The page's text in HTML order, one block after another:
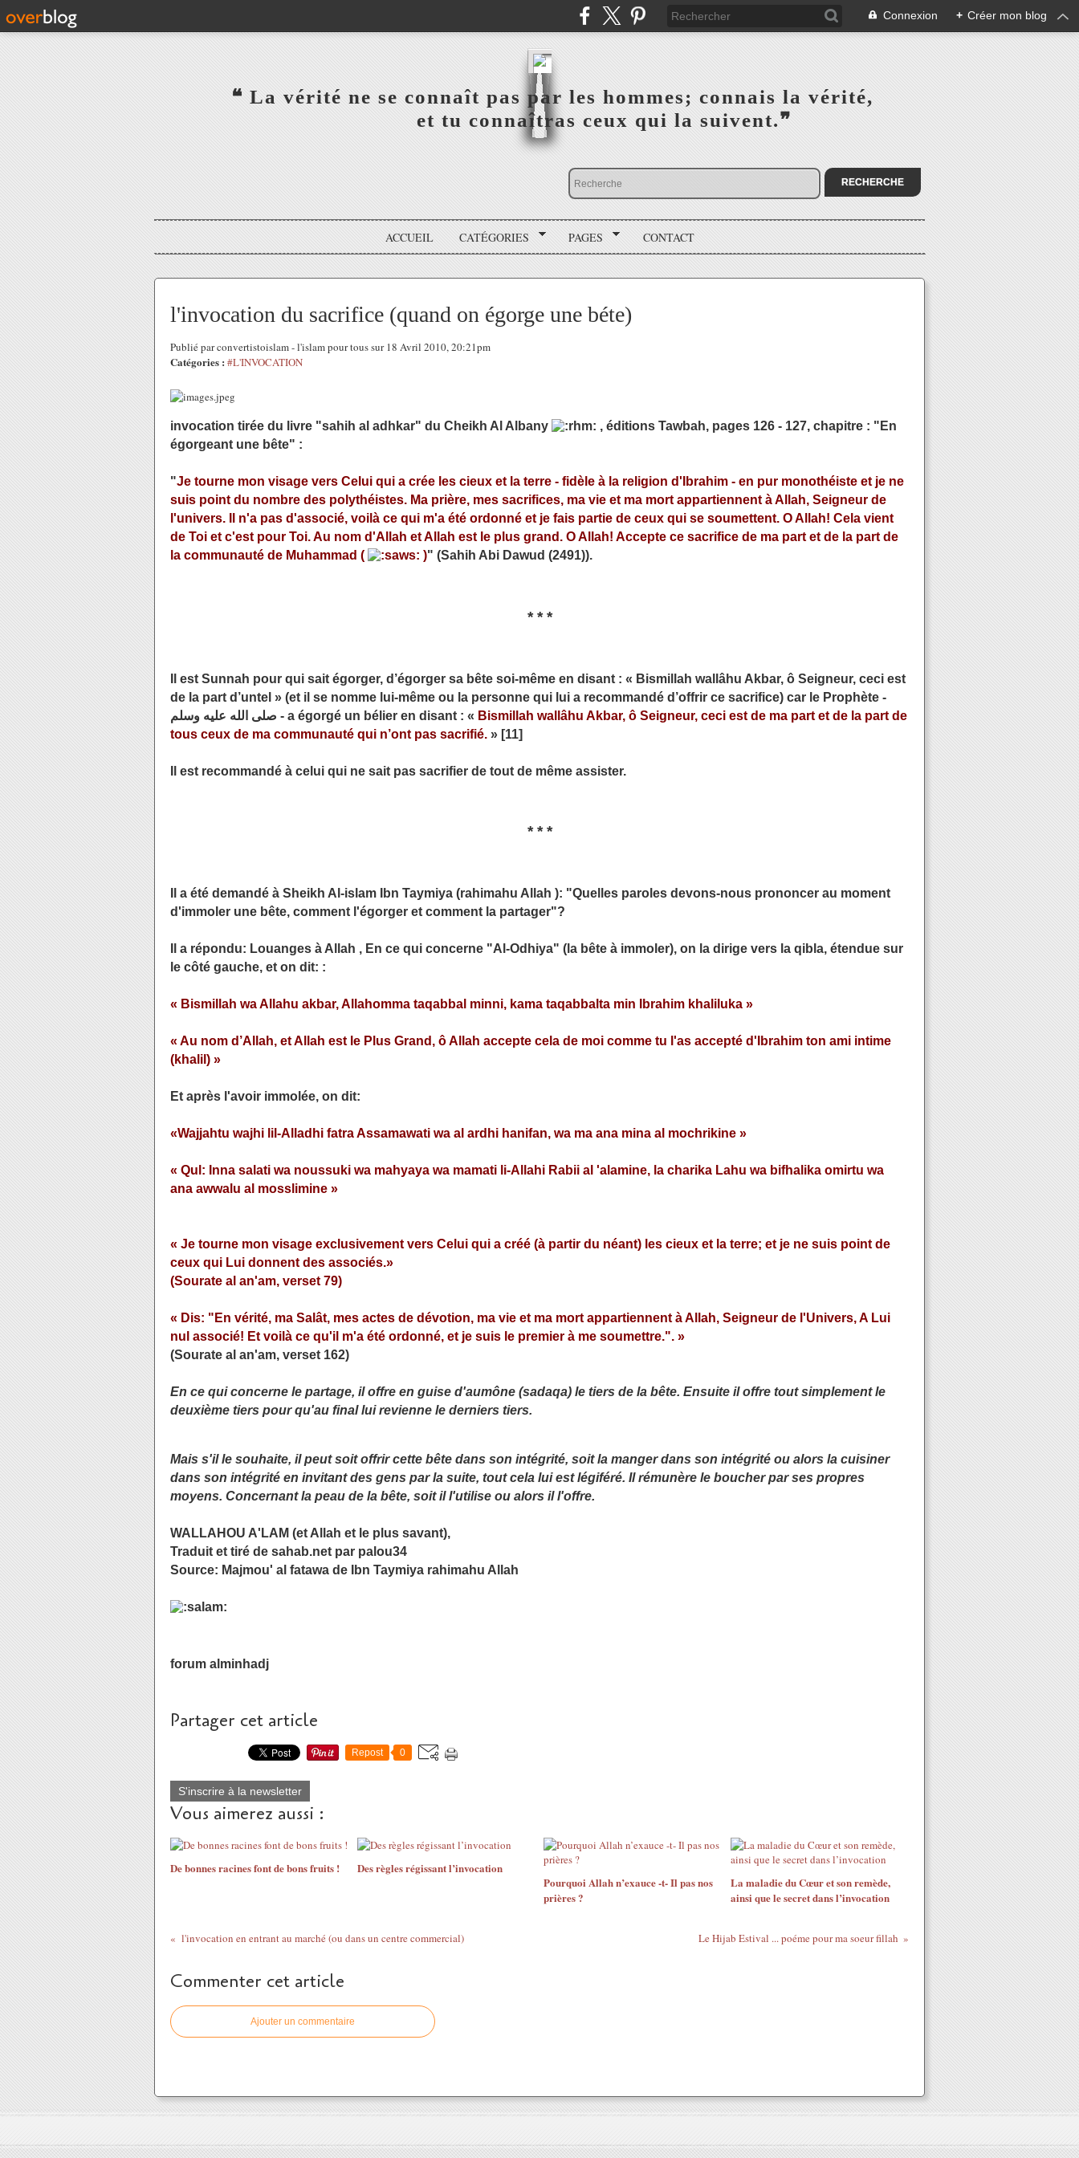
Connexion + Créer mon blog
‎ ‎ ‎ ‎ ‎ ‎ ‎ ‎ ‎ ‎ ‎ ‎ ‎❝ La vérité ne se connaît pas par les hommes; connais la vérité,‎ ‎ ‎ ‎ ‎ ‎ ‎ ‎ ‎
‎ ‎ ‎ ‎ ‎ ‎ ‎ ‎ ‎ ‎ ‎ ‎ ‎ ‎ ‎ ‎ ‎ ‎ ‎ ‎ et tu connaîtras ceux qui la suivent.❞
ACCUEIL CATÉGORIES PAGES CONTACT
l'invocation du sacrifice (quand on égorge une béte)
Publié par convertistoislam - l'islam pour tous sur 18 Avril 2010, 20:21pm
Catégories : #L'INVOCATION
invocation tirée du livre "sahih al adhkar" du Cheikh Al Albany
, éditions Tawbah, pages 126 - 127, chapitre : "En
égorgeant une bête" :
"Je tourne mon visage vers Celui qui a crée les cieux et la terre - fidèle à la religion d'Ibrahim - en pur monothéiste et je ne
suis point du nombre des polythéistes. Ma prière, mes sacrifices, ma vie et ma mort appartiennent à Allah, Seigneur de
l'univers. Il n'a pas d'associé, voilà ce qui m'a été ordonné et je fais partie de ceux qui se soumettent. O Allah! Cela vient
de Toi et c'est pour Toi. Au nom d'Allah et Allah est le plus grand. O Allah! Accepte ce sacrifice de ma part et de la part de
la communauté de Muhammad (
)" (Sahih Abi Dawud (2491)).
* * *
Il est Sunnah pour qui sait égorger, d’égorger sa bête soi-même en disant : « Bismillah wallâhu Akbar, ô Seigneur, ceci est
de la part d’untel » (et il se nomme lui-même ou la personne qui lui a recommandé d’offrir ce sacrifice) car le Prophète -
صلى الله عليه وسلم - a égorgé un bélier en disant : « Bismillah wallâhu Akbar, ô Seigneur, ceci est de ma part et de la part de
tous ceux de ma communauté qui n’ont pas sacrifié. » [11]
Il est recommandé à celui qui ne sait pas sacrifier de tout de même assister.
* * *
Il a été demandé à Sheikh Al-islam Ibn Taymiya (rahimahu Allah ): "Quelles paroles devons-nous prononcer au moment
d'immoler une bête, comment l'égorger et comment la partager"?
Il a répondu: Louanges à Allah , En ce qui concerne "Al-Odhiya" (la bête à immoler), on la dirige vers la qibla, étendue sur
le côté gauche, et on dit: :
« Bismillah wa Allahu akbar, Allahomma taqabbal minni, kama taqabbalta min Ibrahim khaliluka »
« Au nom d’Allah, et Allah est le Plus Grand, ô Allah accepte cela de moi comme tu l'as accepté d'Ibrahim ton ami intime
(khalil) »
Et après l'avoir immolée, on dit:
«Wajjahtu wajhi lil-Alladhi fatra Assamawati wa al ardhi hanifan, wa ma ana mina al mochrikine »
« Qul: Inna salati wa noussuki wa mahyaya wa mamati li-Allahi Rabii al 'alamine, la charika Lahu wa bifhalika omirtu wa
ana awwalu al mosslimine »
« Je tourne mon visage exclusivement vers Celui qui a créé (à partir du néant) les cieux et la terre; et je ne suis point de
ceux qui Lui donnent des associés.»
(Sourate al an'am, verset 79)
« Dis: "En vérité, ma Salât, mes actes de dévotion, ma vie et ma mort appartiennent à Allah, Seigneur de l'Univers, A Lui
nul associé! Et voilà ce qu'il m'a été ordonné, et je suis le premier à me soumettre.". »
(Sourate al an'am, verset 162)
En ce qui concerne le partage, il offre en guise d'aumône (sadaqa) le tiers de la bête. Ensuite il offre tout simplement le
deuxième tiers pour qu'au final lui revienne le derniers tiers.
Mais s'il le souhaite, il peut soit offrir cette bête dans son intégrité, soit la manger dans son intégrité ou alors la cuisiner
dans son intégrité en invitant des gens par la suite, tout cela lui est légiféré. Il rémunère le boucher par ses propres
moyens. Concernant la peau de la bête, soit il l'utilise ou alors il l'offre.
WALLAHOU A'LAM (et Allah et le plus savant),
Traduit et tiré de sahab.net par palou34
Source: Majmou' al fatawa de Ibn Taymiya rahimahu Allah
forum alminhadj
Partager cet article
Repost 0
S'inscrire à la newsletter
Vous aimerez aussi :
De bonnes racines font de bons fruits !
Des règles régissant l’invocation
Pourquoi Allah n’exauce -t- Il pas nos
prières ?
La maladie du Cœur et son remède,
ainsi que le secret dans l’invocation
l'invocation en entrant au marché (ou dans un centre commercial) Le Hijab Estival ... poéme pour ma soeur fillah
Commenter cet article
Ajouter un commentaire